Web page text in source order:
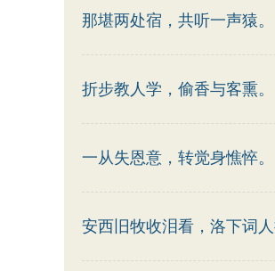
那堪两处宿，共听一声猿。
折步教人学，偷香与客熏。
一从失恩意，转觉身憔悴。
安西旧牧收泪看，洛下词人